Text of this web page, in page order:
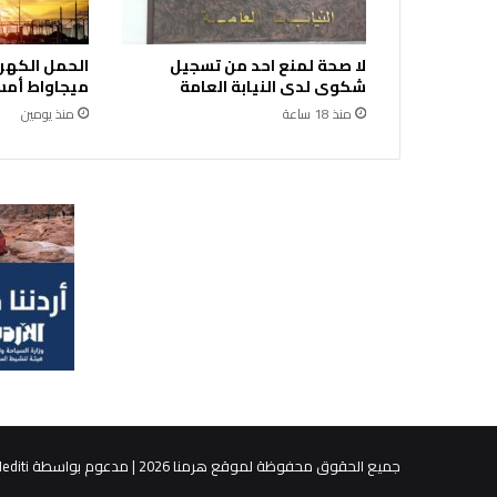
ى
ا
ل
أ
س
ا
و
لا صحة لمنع احد من تسجيل
شكوى لدى النيابة العامة
منذ 18 ساعة
ميجاواط
منذ يومين
جميع الحقوق محفوظة لموقع هرمنا 2026 | مدعوم بواسطة